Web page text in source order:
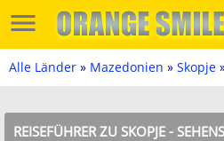
Alle Länder » Mazedonien » Skopje
REISEFÜHRER ZU SKOPJE -